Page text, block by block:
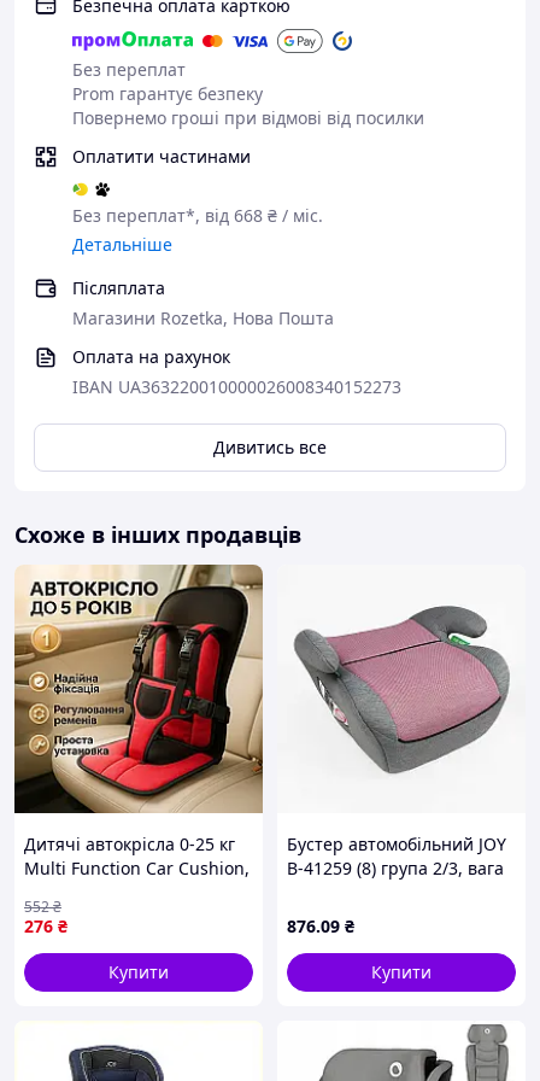
Розмір (Ш x В x Г):44 x 57–77,5 x 49 см
нетто 12,805 кг/брутто 14,46 кг
Розмір упаковки:
45 x 55,5 x 60 см
Безпечна оплата карткою
Без переплат
Prom гарантує безпеку
Повернемо гроші при відмові від посилки
Оплатити частинами
Без переплат*, від 668 ₴ / міс.
Детальніше
Післяплата
Магазини Rozetka, Нова Пошта
Оплата на рахунок
IBAN UA363220010000026008340152273
Дивитись все
Схоже в інших продавців
Дитячі автокрісла 0-25 кг
Multi Function Car Cushion,
Автокрісло від 0 IS-94
276 ₴
552₴
Купити
Бустер автомобільний JOY
B-41259 (8) група 2/3, вага
876.09 ₴
Купити